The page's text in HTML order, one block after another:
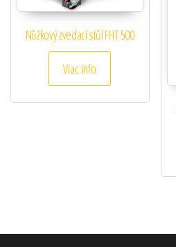
Nůžkový zvedací stůl FHT 500
Viac info